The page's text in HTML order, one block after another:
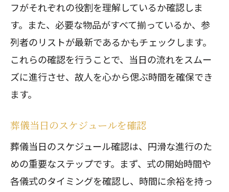
フがそれぞれの役割を理解しているか確認しま
す。また、必要な物品がすべて揃っているか、参
列者のリストが最新であるかもチェックします。
これらの確認を行うことで、当日の流れをスムー
ズに進行させ、故人を心から偲ぶ時間を確保でき
ます。
葬儀当日のスケジュールを確認
葬儀当日のスケジュール確認は、円滑な進行のた
めの重要なステップです。まず、式の開始時間や
各儀式のタイミングを確認し、時間に余裕を持っ